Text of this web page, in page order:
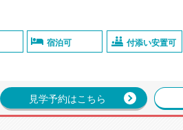
宿泊可 付添い安置可
見学予約はこちら